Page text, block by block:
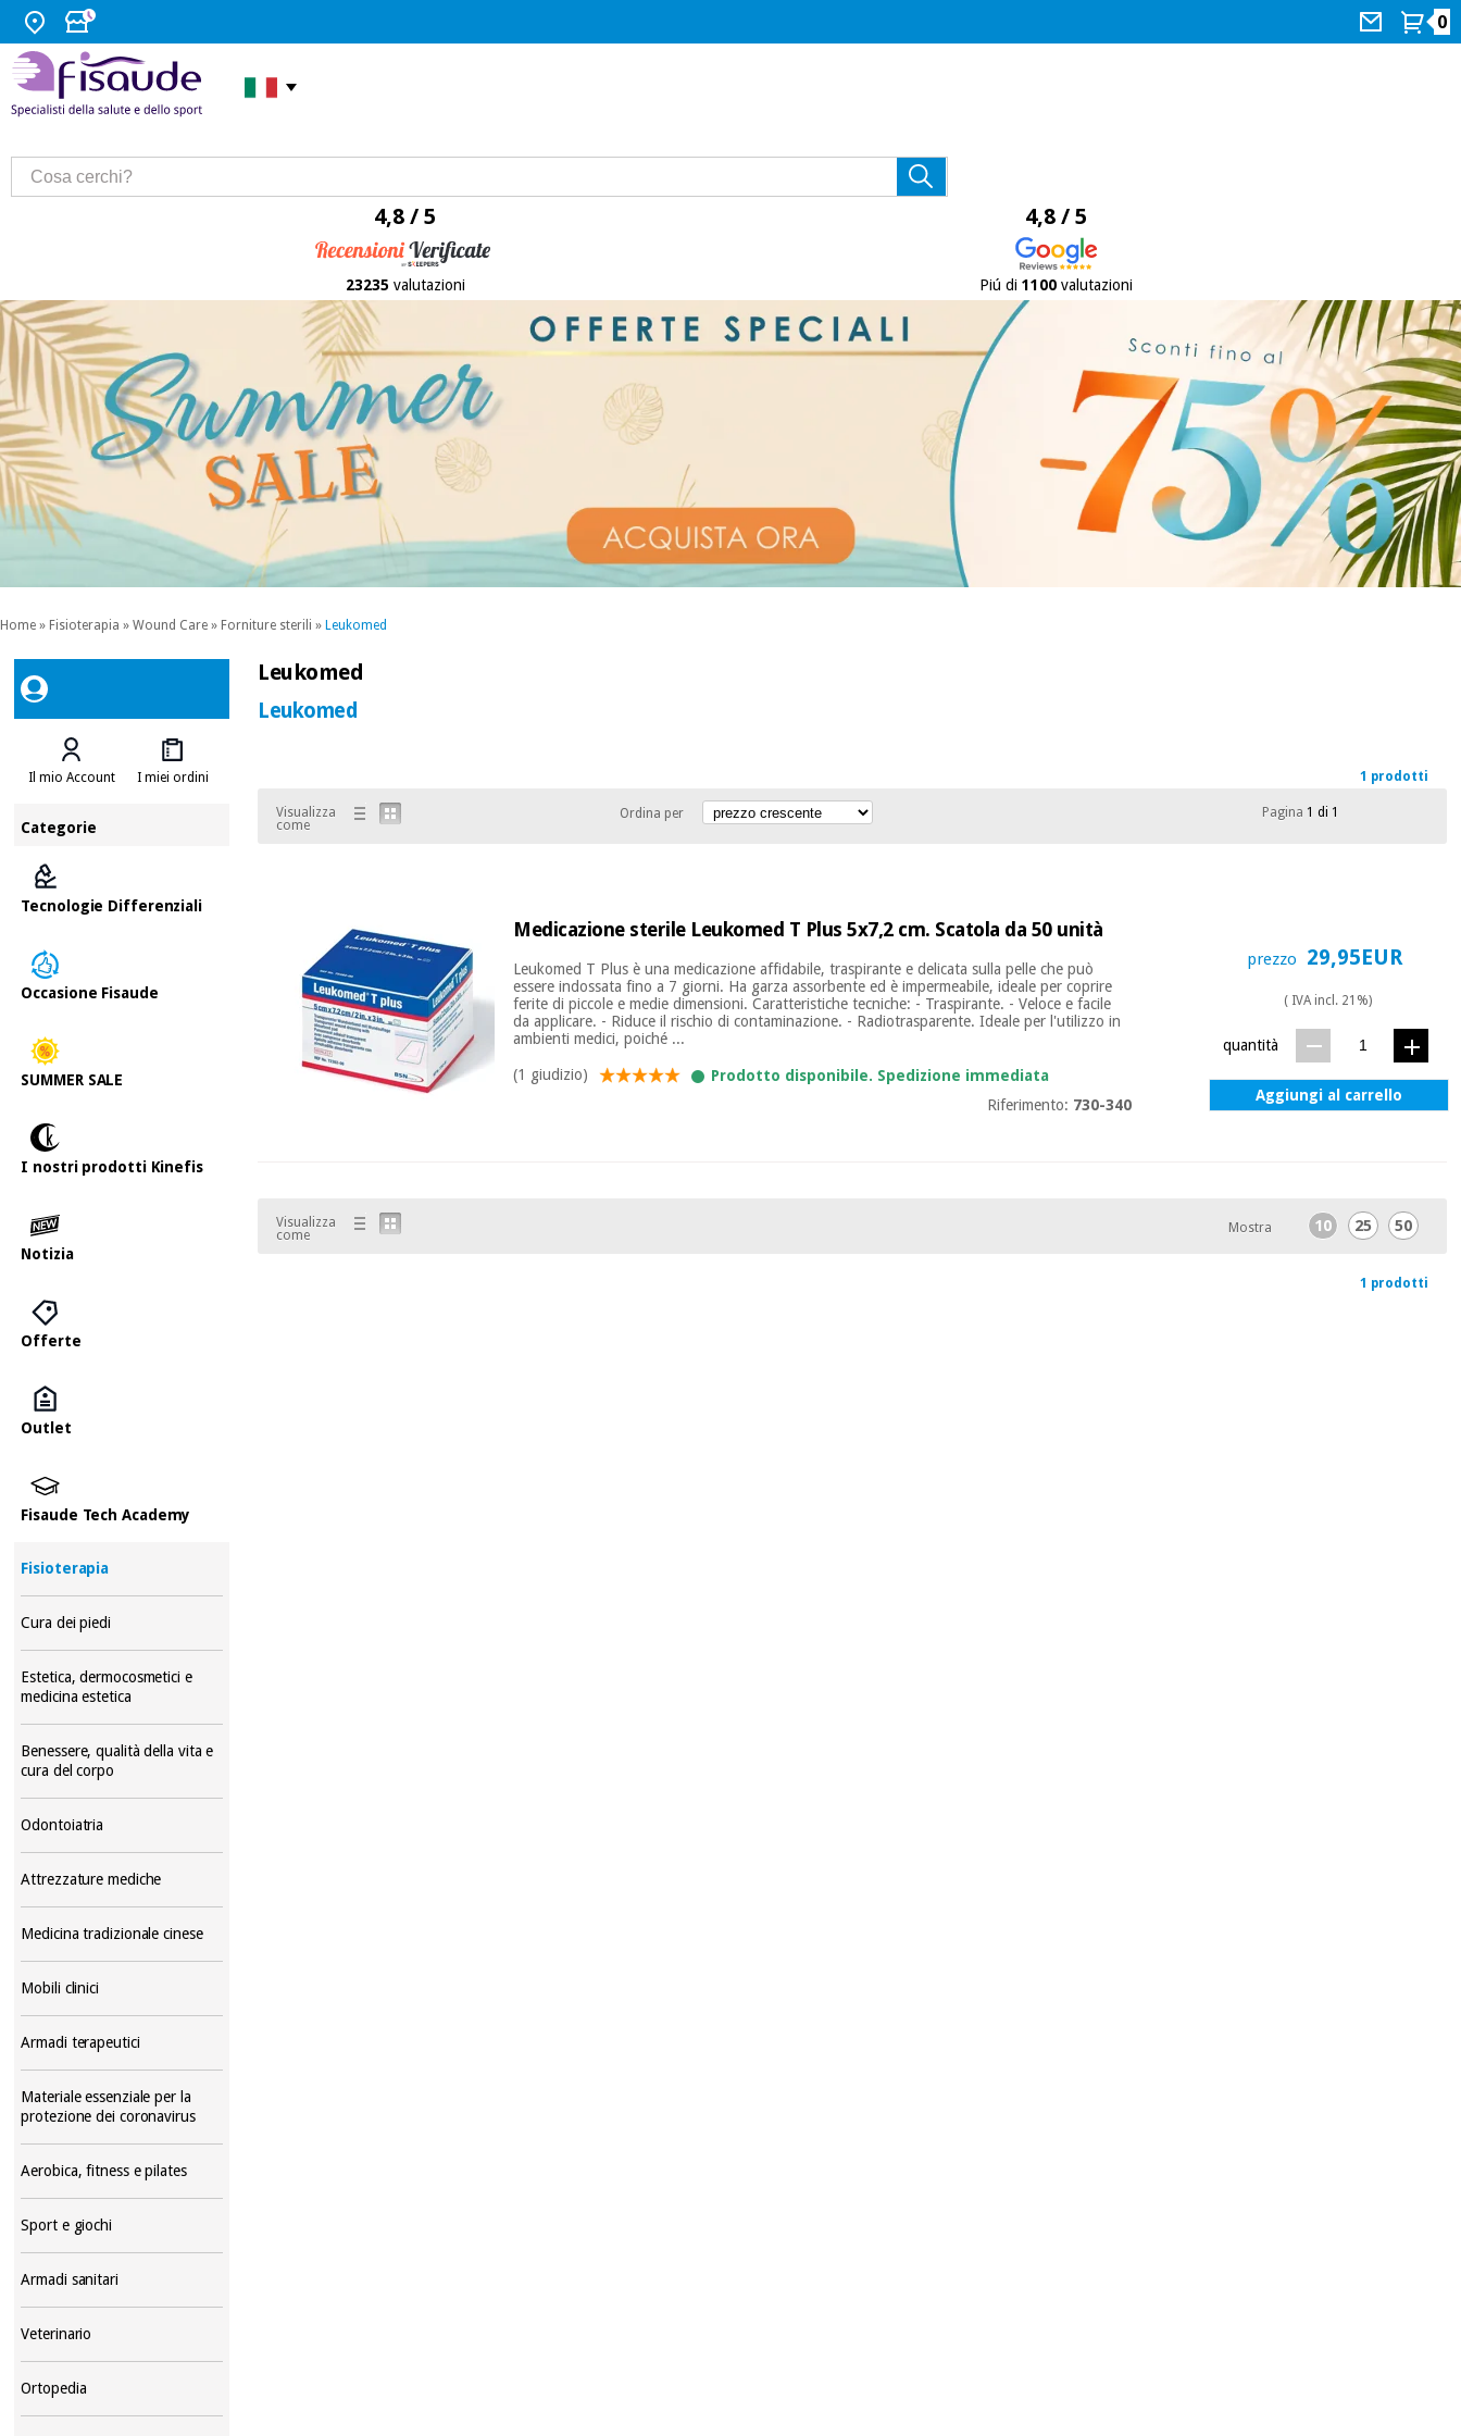
0
4,8 / 5
23235 valutazioni
4,8 / 5
Piú di 1100valutazioni
Home » Fisioterapia » Wound Care » Forniture sterili » Leukomed
Il mio Account I miei ordini
Categorie
Tecnologie Differenziali
Occasione Fisaude
SUMMER SALE
I nostri prodotti Kinefis
Notizia
Offerte
Outlet
Fisaude Tech Academy
Fisioterapia
Cura dei piedi
Estetica, dermocosmetici e
medicina estetica
Benessere, qualità della vita e
cura del corpo
Odontoiatria
Attrezzature mediche
Medicina tradizionale cinese
Mobili clinici
Armadi terapeutici
Materiale essenziale per la
protezione dei coronavirus
Aerobica, fitness e pilates
Sport e giochi
Armadi sanitari
Veterinario
Ortopedia
Leukomed
Leukomed
1 prodotti
Visualizza
come
Ordina per Pagina 1 di 1
Medicazione sterile Leukomed T Plus 5x7,2 cm. Scatola da 50 unità
Leukomed T Plus è una medicazione affidabile, traspirante e delicata sulla pelle che può
essere indossata fino a 7 giorni. Ha garza assorbente ed è impermeabile, ideale per coprire
ferite di piccole e medie dimensioni. Caratteristiche tecniche: - Traspirante. - Veloce e facile
da applicare. - Riduce il rischio di contaminazione. - Radiotrasparente. Ideale per l'utilizzo in
ambienti medici, poiché ...
(1 giudizio)
Prodotto disponibile. Spedizione immediata
Riferimento: 730-340
prezzo 29,95EUR
( IVA incl. 21%)
quantità
Aggiungi al carrello
Visualizza
come
Mostra 10 25 50
1 prodotti